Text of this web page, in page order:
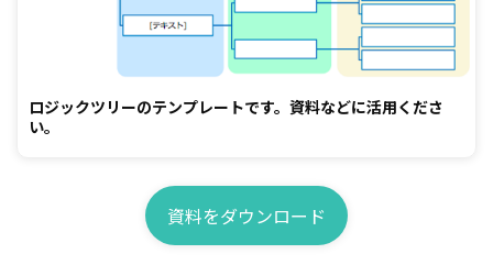
ロジックツリーのテンプレートです。資料などに活用くださ
い。
資料をダウンロード